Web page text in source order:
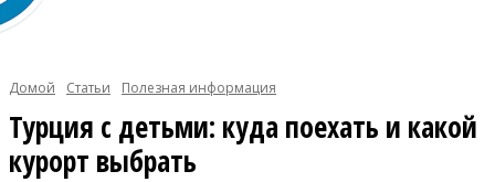
Домой Статьи Полезная информация
Турция с детьми: куда поехать и какой
курорт выбрать